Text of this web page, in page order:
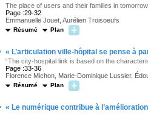
The place of users and their families in
Page :29-32
Emmanuelle Jouet, Aurélien Troisoeufs
Résumé Plan
« L’articulation ville-hôpital se pense à
“The city-hospital link is based on the
Page :33-36
Florence Michon, Marie-Dominique Lussier,
Résumé Plan
« Le numérique contribue à